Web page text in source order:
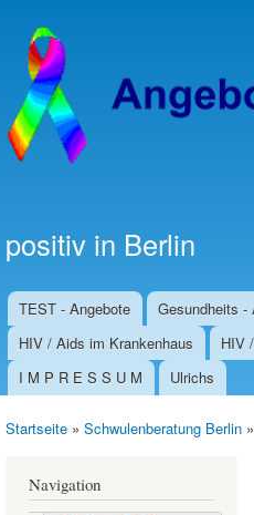
positiv in Berlin
Hauptmenü
TEST - Angebote Gesundheits -
HIV / Aids im Krankenhaus
HIV
I M P R E S S U M
Ulrichs
Startseite » Schwulenberatung Berlin »
Navigation